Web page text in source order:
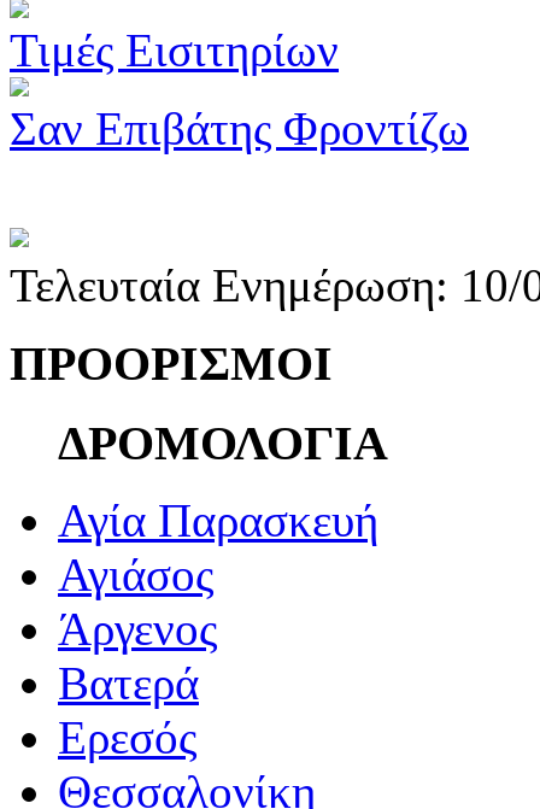
Τιμές Εισιτηρίων
Σαν Επιβάτης Φροντίζω
Τελευταία Ενημέρωση:
ΠΡΟΟΡΙΣΜΟΙ
ΔΡΟΜΟΛΟΓΙΑ
Αγία Παρασκευή
Αγιάσος
Άργενος
Βατερά
Ερεσός
Θεσσαλονίκη